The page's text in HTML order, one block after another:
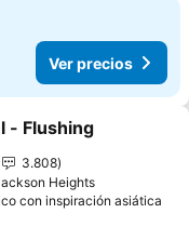
Ver precios
a favoritos
- Flushing
3.808
Heights
con inspiración asiática